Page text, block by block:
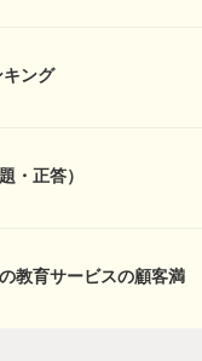
ング
・正答）
教育サービスの顧客満